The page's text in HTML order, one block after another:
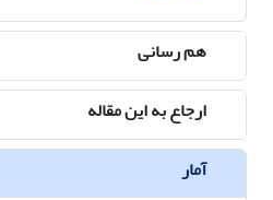
هم رسانی
ارجاع به این مقاله
آمار